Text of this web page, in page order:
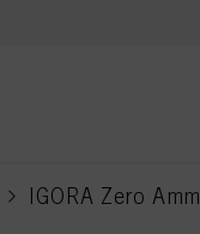
IGORA Zero Amm
current page